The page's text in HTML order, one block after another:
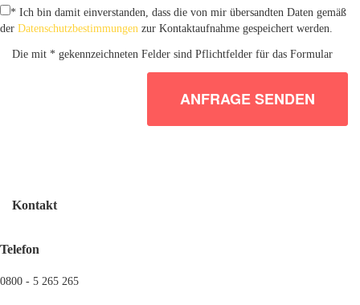
* Ich bin damit einverstanden, dass die von mir übersandten Daten gemäß
der Datenschutzbestimmungen zur Kontaktaufnahme gespeichert werden.
Die mit * gekennzeichneten Felder sind Pflichtfelder für das Formular
ANFRAGE SENDEN
Kontakt
Telefon
0800 - 5 265 265